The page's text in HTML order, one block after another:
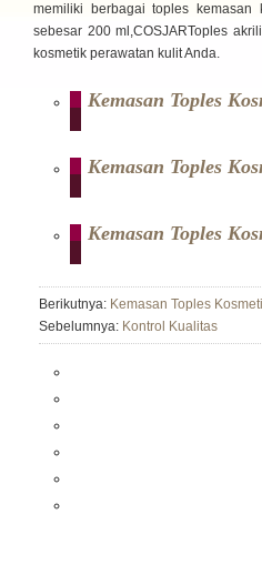
memiliki berbagai toples
sebesar 200 ml,COSJARToples
kosmetik perawatan kulit Anda.
Kemasan Toples
Kemasan Toples
Kemasan Toples
Berikutnya: Kemasan Toples
Sebelumnya: Kontrol Kualitas